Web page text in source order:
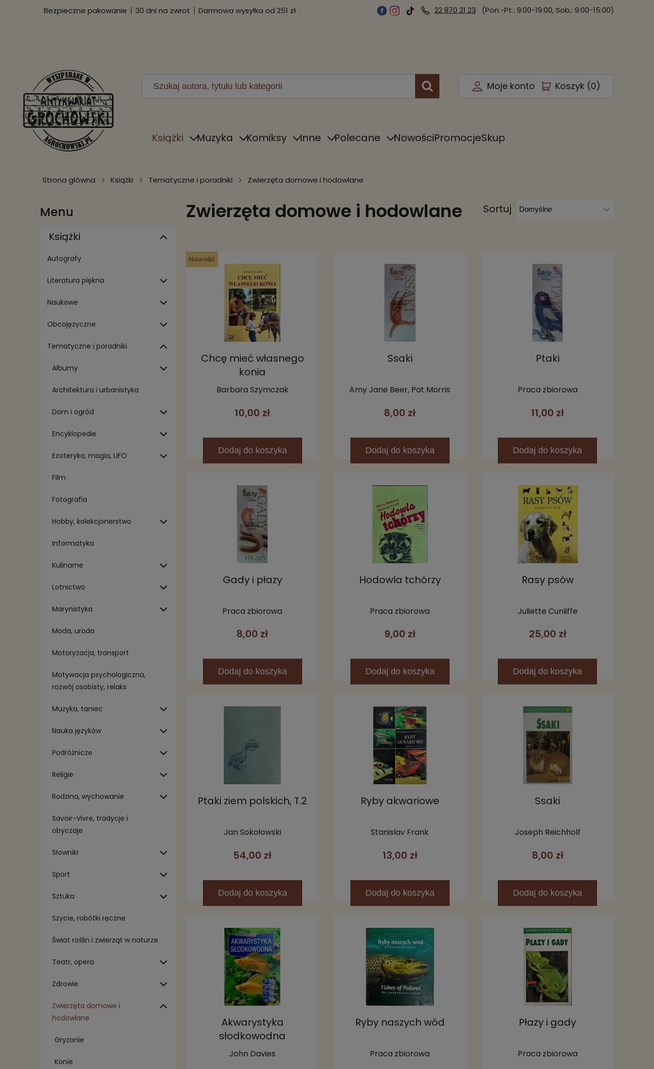
Bezpieczne pakowanie 30 dni na zwrot Darmowa wysyłka od 251 zł 22 870 21 23 (Pon.-Pt.: 9:00-19:00, Sob.: 9:00-15:00)
Moje konto Koszyk (0)
Książki Muzyka Komiksy Inne Polecane NowościPromocjeSkup
Strona główna Książki Tematyczne i poradniki Zwierzęta domowe i hodowlane
Menu
Książki
Autografy
Literatura piękna
Naukowe
Obcojęzyczne
Tematyczne i poradniki
Albumy
Architektura i urbanistyka
Dom i ogród
Encyklopedie
Ezoteryka, magia, UFO
Film
Fotografia
Hobby, kolekcjonerstwo
Informatyka
Kulinarne
Lotnictwo
Marynistyka
Moda, uroda
Motoryzacja, transport
Motywacja psychologiczna,
rozwój osobisty, relaks
Muzyka, taniec
Nauka języków
Podróżnicze
Religie
Rodzina, wychowanie
Savoir-Vivre, tradycje i
obyczaje
Słowniki
Sport
Sztuka
Szycie, robótki ręczne
Świat roślin i zwierząt w naturze
Teatr, opera
Zdrowie
Zwierzęta domowe i
hodowlane
Gryzonie
Konie
Zwierzęta domowe i hodowlane Sortuj
Chcę mieć własnego
konia
Barbara Szymczak
10,00 zł
Dodaj do koszyka
Nowość
Ssaki
Amy Jane Beer, Pat Morris
8,00 zł
Dodaj do koszyka
Ptaki
Praca zbiorowa
11,00 zł
Dodaj do koszyka
Gady i płazy
Praca zbiorowa
8,00 zł
Dodaj do koszyka
Hodowla tchórzy
Praca zbiorowa
9,00 zł
Dodaj do koszyka
Rasy psów
Juliette Cunliffe
25,00 zł
Dodaj do koszyka
Ptaki ziem polskich, T.2
Jan Sokołowski
54,00 zł
Dodaj do koszyka
Ryby akwariowe
Stanislav Frank
13,00 zł
Dodaj do koszyka
Ssaki
Joseph Reichholf
8,00 zł
Dodaj do koszyka
Akwarystyka
słodkowodna
John Davies
Ryby naszych wód
Praca zbiorowa
Płazy i gady
Praca zbiorowa